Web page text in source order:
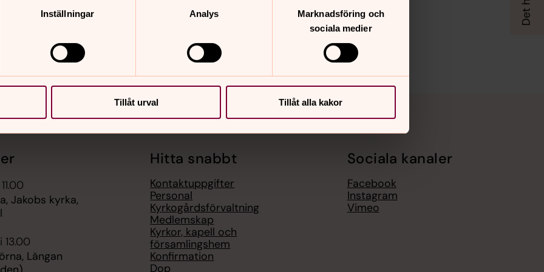
Inställningar Analys
Marknadsföring och
sociala medier
Tillåt urval Tillåt alla kakor
Jakobs kyrka,
13.00
Längan
Hitta snabbt
Kontaktuppgifter
Personal
Kyrkogårdsförvaltning
Medlemskap
Kyrkor, kapell och
församlingshem
Konfirmation
Dop
Sociala kanaler
Facebook
Instagram
Vimeo